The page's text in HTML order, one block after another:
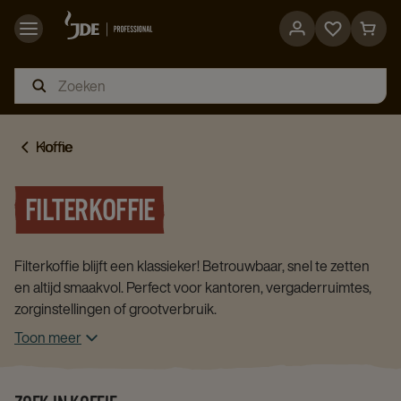
Go
page
Go
page
Home
Koffie
FILTERKOFFIE
Filterkoffie blijft een klassieker! Betrouwbaar, snel te zetten
en altijd smaakvol. Perfect voor kantoren, vergaderruimtes,
zorginstellingen of grootverbruik.
Toon meer